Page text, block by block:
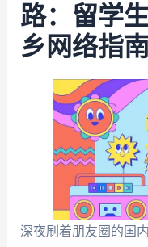
路：留学
乡网络指
深夜刷着朋友圈的国